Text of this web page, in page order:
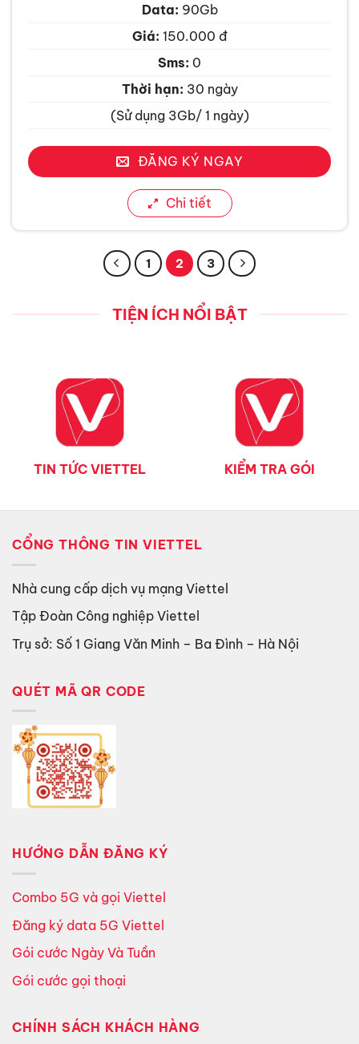
Data: 90Gb
Giá: 150.000 đ
Sms: 0
Thời hạn: 30 ngày
(Sử dụng 3Gb/ 1 ngày)
ĐĂNG KÝ NGAY
Chi tiết
1 2 3
TIỆN ÍCH NỔI BẬT
TIN TỨC VIETTEL KIỂM TRA GÓI
CỔNG THÔNG TIN VIETTEL
Nhà cung cấp dịch vụ mạng Viettel
Tập Đoàn Công nghiệp Viettel
Trụ sở: Số 1 Giang Văn Minh – Ba Đình – Hà Nội
QUÉT MÃ QR CODE
HƯỚNG DẪN ĐĂNG KÝ
Combo 5G và gọi Viettel
Đăng ký data 5G Viettel
Gói cước Ngày Và Tuần
Gói cước gọi thoại
CHÍNH SÁCH KHÁCH HÀNG